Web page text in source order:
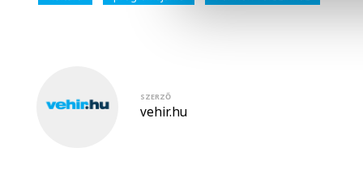
SZERZŐ
vehir.hu